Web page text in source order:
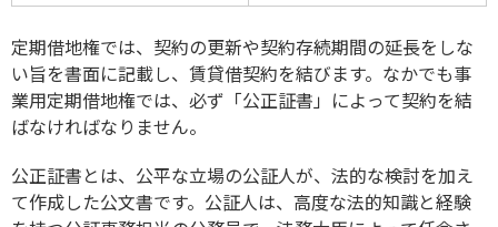
定期借地権では、契約の更新や契約存続期間の延長をしな
い旨を書面に記載し、賃貸借契約を結びます。なかでも事
業用定期借地権では、必ず「公正証書」によって契約を結
ばなければなりません。
公正証書とは、公平な立場の公証人が、法的な検討を加え
て作成した公文書です。公証人は、高度な法的知識と経験